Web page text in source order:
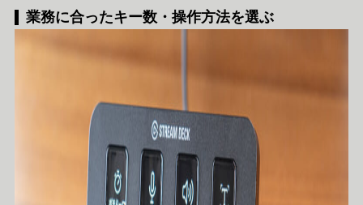
業務に合ったキー数・操作方法を選ぶ